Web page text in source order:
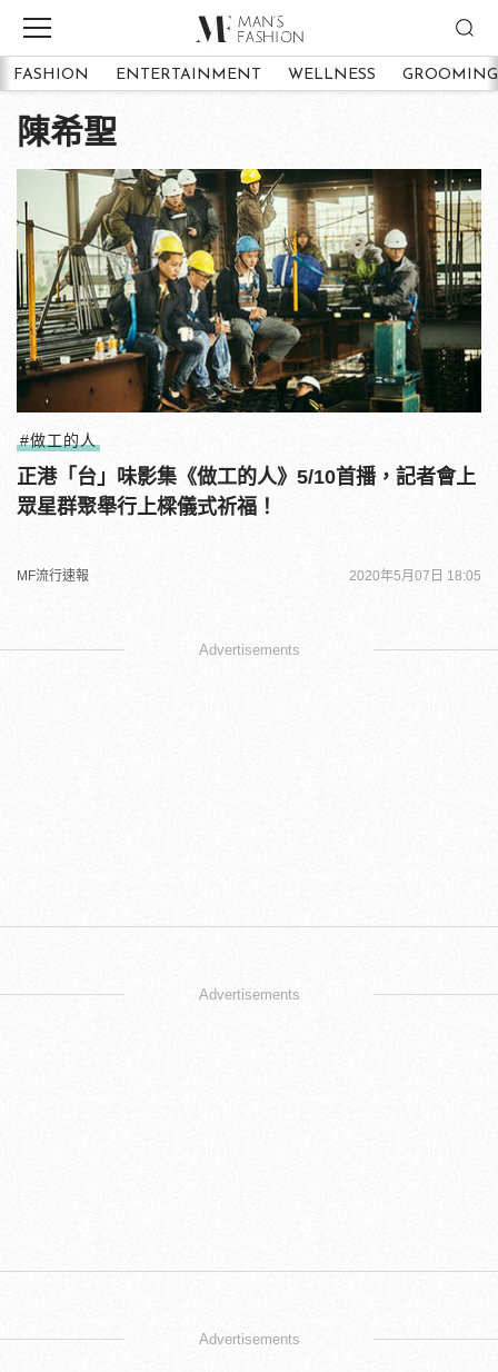
FASHION ENTERTAINMENT WELLNESS GROOMING
陳希聖
#做工的人
正港「台」味影集《做工的人》5/10首播，記者會上
眾星群聚舉行上樑儀式祈福！
MF流行速報 2020年5月07日 18:05
Advertisements
Advertisements
Advertisements